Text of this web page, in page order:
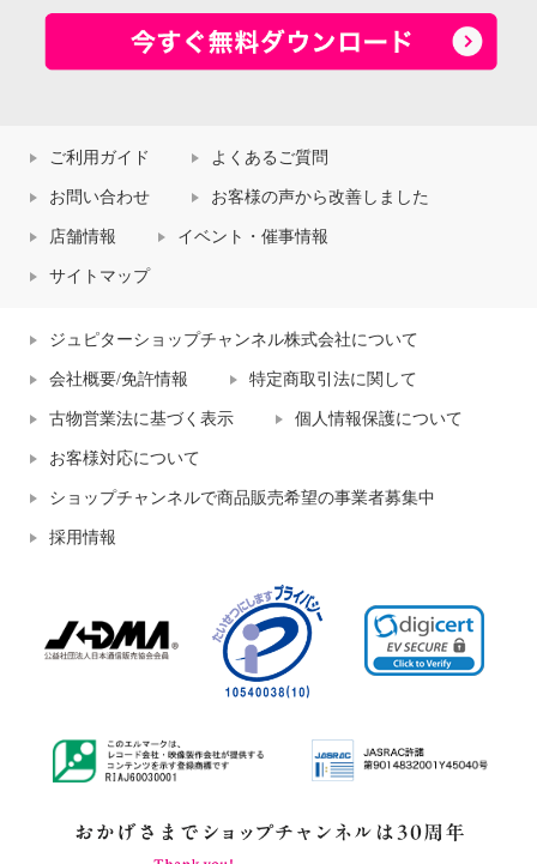
ご利用ガイド よくあるご質問
お問い合わせ お客様の声から改善しました
店舗情報 イベント・催事情報
サイトマップ
ジュピターショップチャンネル株式会社について
会社概要/免許情報 特定商取引法に関して
古物営業法に基づく表示 個人情報保護について
お客様対応について
ショップチャンネルで商品販売希望の事業者募集中
採用情報